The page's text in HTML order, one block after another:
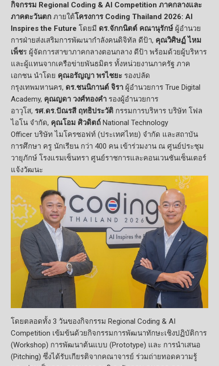
กิจกรรม Regional Coding & AI Competition ภาคกลางและ
ภาคตะวันตกภายใต้โครงการ Coding Thailand 2026: AI
Inspires the Future โดยมี ดร.จักกนิตต์ คณานุรักษ์ผู้อำนวย
การฝ่ายส่งเสริมการพัฒนากำลังคนดิจิทัล ดีป้า, คุณวิศิษฏ์ ไหม
เพ็ชร ผู้จัดการสาขาภาคกลางตอนกลาง ดีป้า พร้อมด้วยผู้บริหาร
และผู้แทนจากเครือข่ายพันธมิตร ทั้งหน่วยงานภาครัฐ ภาค
เอกชน นำโดย คุณอรัญญา พรไชยะรองปลัด
กรุงเทพมหานคร, ดร.ชนนิกานต์ จิราผู้อำนวยการ True Digital
Academy, คุณญดา วงศ์ทองคำรองผู้อำนวยการ
อาวุโส, รศ.ดร.ปัณรสี ฤทธิประวัติกรรมการบริหาร บริษัท โฟล
ไอโน จำกัด, คุณโอม ศิวดิตถ์ National Technology
Officer บริษัท ไมโครซอฟท์ (ประเทศไทย) จำกัด และสถาบัน
การศึกษา ครู นักเรียน กว่า 400 คน เข้าร่วมงาน ณ ศูนย์ประชุม
วายุภักษ์ โรงแรมเซ็นทรา ศูนย์ราชการและคอนเวนชันเซ็นเตอร์
แจ้งวัฒนะ
โดยตลอดทั้ง 3 วันของกิจกรรม Regional Coding & AI
Competition เข้มข้นด้วยกิจกรรมการพัฒนาทักษะเชิงปฏิบัติการ
(Workshop) การพัฒนาต้นแบบ (Prototype) และ การนำเสนอ
(Pitching) ซึ่งได้รับเกียรติจากคณาจารย์ ร่วมถ่ายทอดความรู้